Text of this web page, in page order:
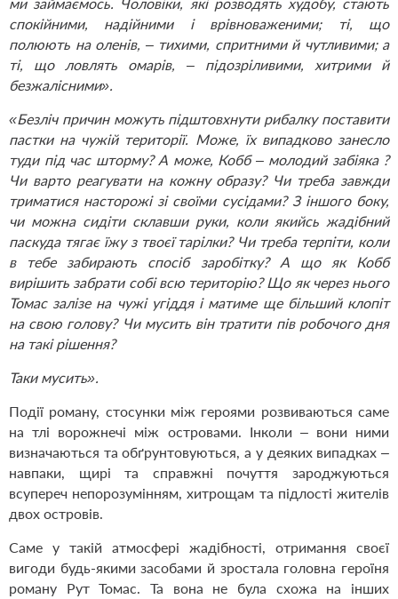
спокійними, надійними і врівноваженими; ті, що
полюють на оленів, – тихими, спритними й чутливими; а
ті, що ловлять омарів, – підозріливими, хитрими й
безжалісними».
«Безліч причин можуть підштовхнути рибалку поставити
пастки на чужій території. Може, їх випадково занесло
туди під час шторму? А може, Кобб – молодий забіяка ?
Чи варто реагувати на кожну образу? Чи треба завжди
триматися насторожі зі своїми сусідами? З іншого боку,
чи можна сидіти склавши руки, коли якийсь жадібний
паскуда тягає їжу з твоєї тарілки? Чи треба терпіти, коли
в тебе забирають спосіб заробітку? А що як Кобб
вирішить забрати собі всю територію? Що як через нього
Томас залізе на чужі угіддя і матиме ще більший клопіт
на свою голову? Чи мусить він тратити пів робочого дня
на такі рішення?
Таки мусить».
Події роману, стосунки між героями розвиваються саме
на тлі ворожнечі між островами. Інколи – вони ними
визначаються та обґрунтовуються, а у деяких випадках –
навпаки, щирі та справжні почуття зароджуються
всупереч непорозумінням, хитрощам та підлості жителів
двох островів.
Саме у такій атмосфері жадібності, отримання своєї
вигоди будь-якими засобами й зростала головна героїня
роману Рут Томас. Та вона не була схожа на інших